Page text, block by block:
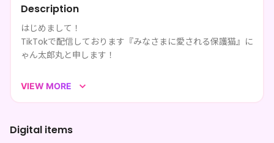
Description
はじめまして！
TikTokで配信しております『みなさまに愛される保護猫』に
ゃん太郎丸と申します！
毎日みんなで楽しくお話ししながら、個性豊かな企画枠を定
ところで…こんなに可愛いのに…
カタツムリと魚が湧く枠って…どういうこと？！？
VIEW MORE
Digital items
**** shared にゃん太郎丸's page
**** shared にゃん太郎丸's page
**** followed にゃん太郎丸
**** shared にゃん太郎丸's page